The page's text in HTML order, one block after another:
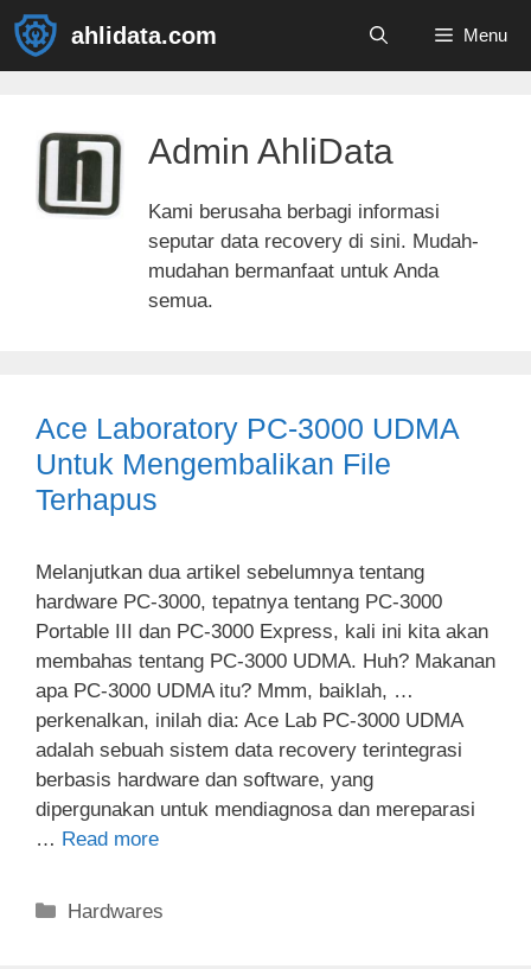
Skip
content
ahlidata.com Menu
Admin AhliData
Kami berusaha berbagi informasi
seputar data recovery di sini. Mudah-
mudahan bermanfaat untuk Anda
semua.
Ace Laboratory PC-3000 UDMA
Untuk Mengembalikan File
Terhapus
Melanjutkan dua artikel sebelumnya tentang
hardware PC-3000, tepatnya tentang PC-3000
Portable III dan PC-3000 Express, kali ini kita akan
membahas tentang PC-3000 UDMA. Huh? Makanan
apa PC-3000 UDMA itu? Mmm, baiklah, …
perkenalkan, inilah dia: Ace Lab PC-3000 UDMA
adalah sebuah sistem data recovery terintegrasi
berbasis hardware dan software, yang
dipergunakan untuk mendiagnosa dan mereparasi
… Read more
Categories
Hardwares